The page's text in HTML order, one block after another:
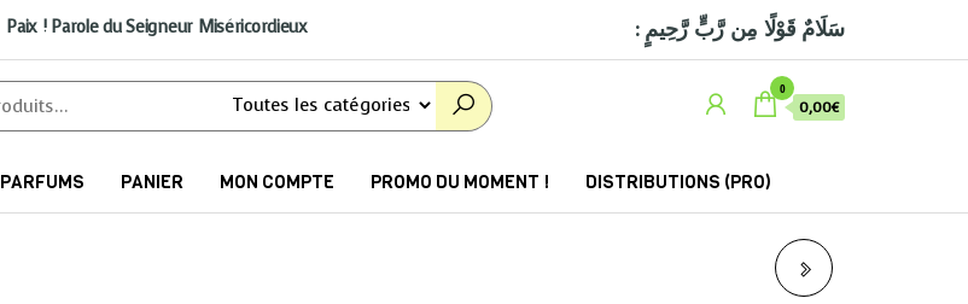
Paix ! Parole du Seigneur Miséricordieux : سَلَامٌ قَوْلًا مِن رَّبٍّ رَّحِيمٍ
0
0,00€
PARFUMS PANIER MON COMPTE PROMO DU MOMENT ! DISTRIBUTIONS (PRO)